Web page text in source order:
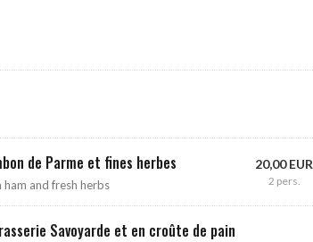
de Parme et fines herbes
ham and fresh herbs
20,00 EUR
2 pers.
Savoyarde et en croûte de pain